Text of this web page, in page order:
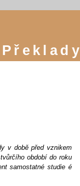
Překlady
v době před vznikem
období do roku
samostatné studie é